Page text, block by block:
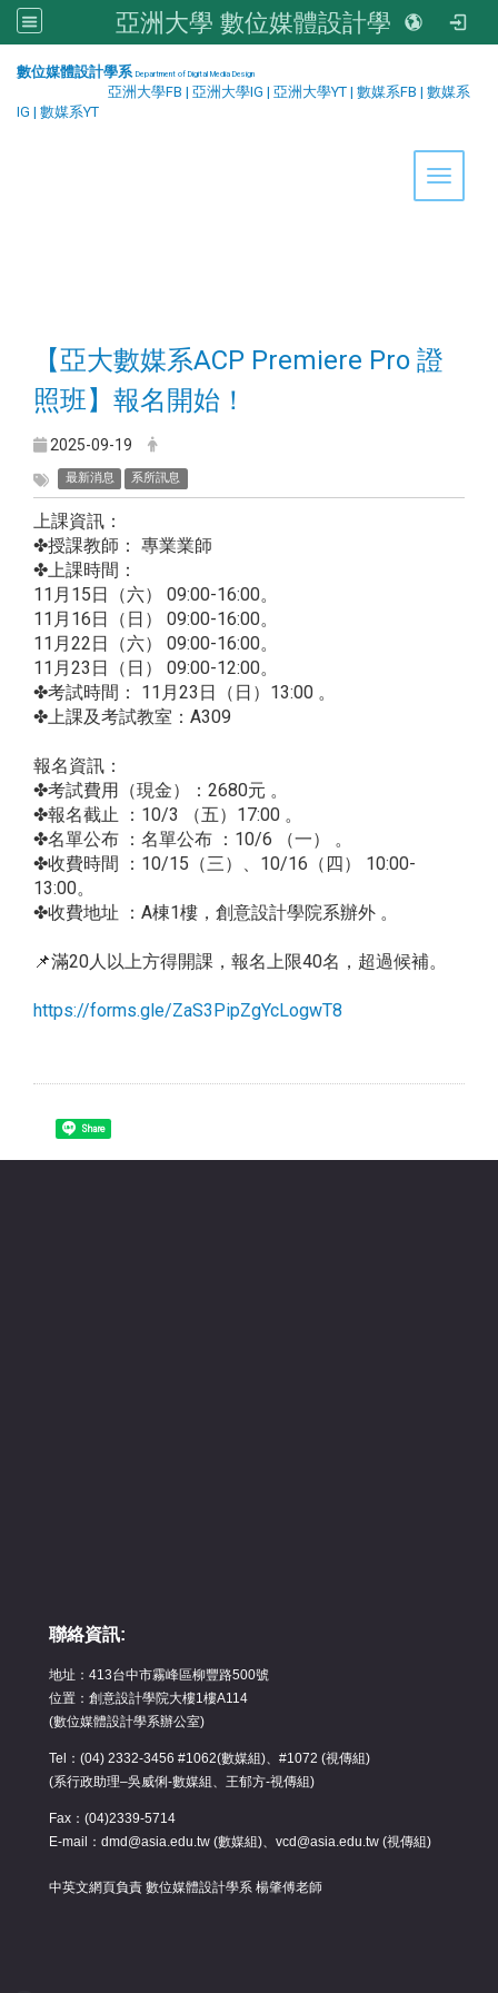
亞洲大學 數位媒體設計學系
數位媒體設計學系 Department of Digital Media Design
亞洲大學FB | 亞洲大學IG | 亞洲大學YT | 數媒系FB | 數媒系
IG | 數媒系YT
Toggle
【亞大數媒系ACP Premiere Pro 證
照班】報名開始！
2025-09-19
最新消息 系所訊息
上課資訊：
✤授課教師： 專業業師
✤上課時間：
11月15日（六） 09:00-16:00。
11月16日（日） 09:00-16:00。
11月22日（六） 09:00-16:00。
11月23日（日） 09:00-12:00。
✤考試時間： 11月23日（日）13:00 。
✤上課及考試教室：A309
報名資訊：
✤考試費用（現金）：2680元 。
✤報名截止 ：10/3 （五）17:00 。
✤名單公布 ：名單公布 ：10/6 （一） 。
✤收費時間 ：10/15（三）、10/16（四） 10:00-
13:00。
✤收費地址 ：A棟1樓，創意設計學院系辦外 。
📌滿20人以上方得開課，報名上限40名，超過候補。
https://forms.gle/ZaS3PipZgYcLogwT8
Share
聯絡資訊:
地址：413台中市霧峰區柳豐路500號
位置：創意設計學院大樓1樓A114
(數位媒體設計學系辦公室)
Tel：(04) 2332-3456 #1062(數媒組)、#1072 (視傳組)
(系行政助理–吳威俐-數媒組、王郁方-視傳組)
Fax：(04)2339-5714
E-mail：dmd@asia.edu.tw (數媒組)、vcd@asia.edu.tw (視傳組)
中英文網頁負責 數位媒體設計學系 楊肇傅老師